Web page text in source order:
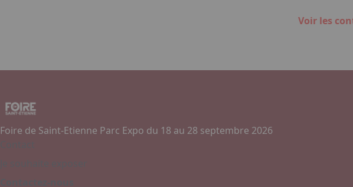
Voir les
Foire de Saint-Etienne Parc Expo du 18 au 28 septembre 2026